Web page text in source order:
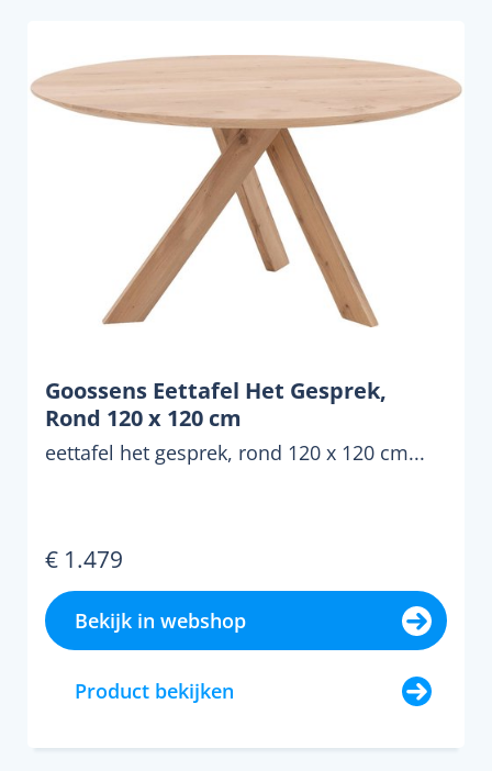
Goossens Eettafel Het Gesprek,
Rond 120 x 120 cm
eettafel het gesprek, rond 120 x 120 cm...
€ 1.479
Bekijk in webshop
Product bekijken